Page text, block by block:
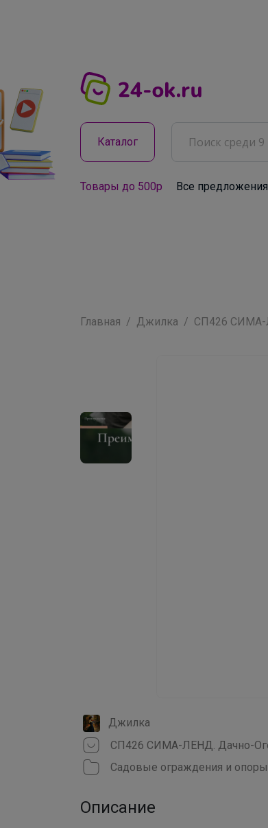
Каталог
Товары до 500р Все предложения
Главная Джилка СП426 СИМА-
Джилка
СП426 СИМА-ЛЕНД. Дачно-
Садовые ограждения и опоры
Описание